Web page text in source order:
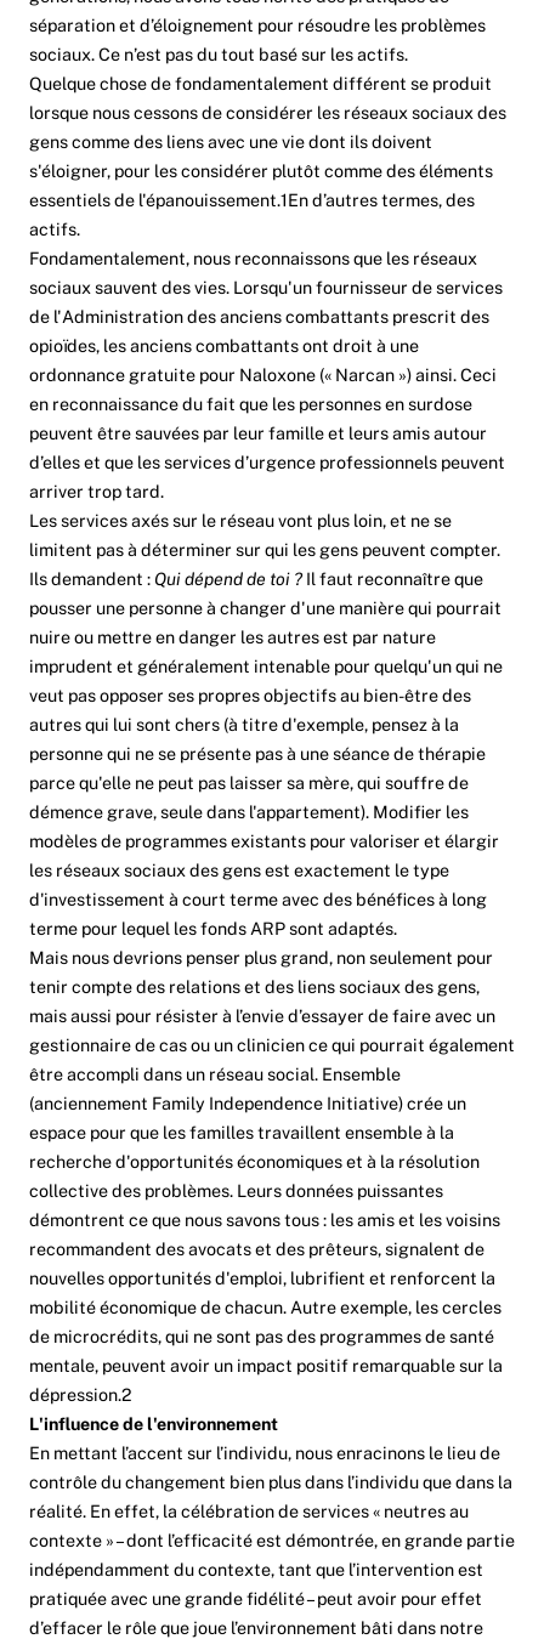
séparation et d’éloignement pour résoudre les problèmes
sociaux. Ce n’est pas du tout basé sur les actifs.
Quelque chose de fondamentalement différent se produit
lorsque nous cessons de considérer les réseaux sociaux des
gens comme des liens avec une vie dont ils doivent
s'éloigner, pour les considérer plutôt comme des éléments
essentiels de l'épanouissement.1En d’autres termes, des
actifs.
Fondamentalement, nous reconnaissons que les réseaux
sociaux sauvent des vies. Lorsqu'un fournisseur de services
de l'Administration des anciens combattants prescrit des
opioïdes, les anciens combattants ont droit à une
ordonnance gratuite pour Naloxone (« Narcan ») ainsi. Ceci
en reconnaissance du fait que les personnes en surdose
peuvent être sauvées par leur famille et leurs amis autour
d’elles et que les services d’urgence professionnels peuvent
arriver trop tard.
Les services axés sur le réseau vont plus loin, et ne se
limitent pas à déterminer sur qui les gens peuvent compter.
Ils demandent : Qui dépend de toi ?Il faut reconnaître que
pousser une personne à changer d'une manière qui pourrait
nuire ou mettre en danger les autres est par nature
imprudent et généralement intenable pour quelqu'un qui ne
veut pas opposer ses propres objectifs au bien-être des
autres qui lui sont chers (à titre d'exemple, pensez à la
personne qui ne se présente pas à une séance de thérapie
parce qu'elle ne peut pas laisser sa mère, qui souffre de
démence grave, seule dans l'appartement). Modifier les
modèles de programmes existants pour valoriser et élargir
les réseaux sociaux des gens est exactement le type
d'investissement à court terme avec des bénéfices à long
terme pour lequel les fonds ARP sont adaptés.
Mais nous devrions penser plus grand, non seulement pour
tenir compte des relations et des liens sociaux des gens,
mais aussi pour résister à l’envie d’essayer de faire avec un
gestionnaire de cas ou un clinicien ce qui pourrait également
être accompli dans un réseau social. Ensemble
(anciennement Family Independence Initiative) crée un
espace pour que les familles travaillent ensemble à la
recherche d'opportunités économiques et à la résolution
collective des problèmes. Leurs données puissantes
démontrent ce que nous savons tous : les amis et les voisins
recommandent des avocats et des prêteurs, signalent de
nouvelles opportunités d'emploi, lubrifient et renforcent la
mobilité économique de chacun. Autre exemple, les cercles
de microcrédits, qui ne sont pas des programmes de santé
mentale, peuvent avoir un impact positif remarquable sur la
dépression.2
L'influence de l'environnement
En mettant l’accent sur l’individu, nous enracinons le lieu de
contrôle du changement bien plus dans l’individu que dans la
réalité. En effet, la célébration de services « neutres au
contexte » – dont l’efficacité est démontrée, en grande partie
indépendamment du contexte, tant que l’intervention est
pratiquée avec une grande fidélité – peut avoir pour effet
d’effacer le rôle que joue l’environnement bâti dans notre